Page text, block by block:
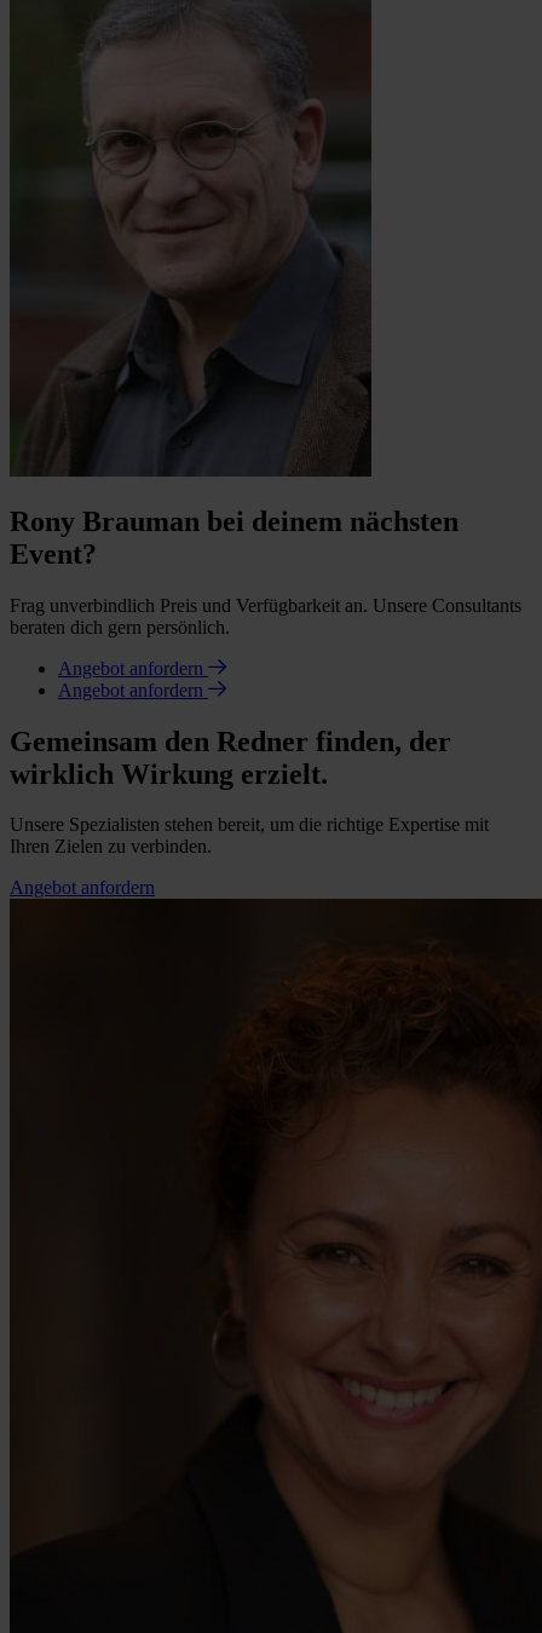
Rony Brauman bei deinem nächsten
Event?
Frag unverbindlich Preis und Verfügbarkeit an. Unsere Consultants
beraten dich gern persönlich.
Angebot anfordern
Angebot anfordern
Gemeinsam den Redner finden, der
wirklich Wirkung erzielt.
Unsere Spezialisten stehen bereit, um die richtige Expertise mit
Ihren Zielen zu verbinden.
Angebot anfordern